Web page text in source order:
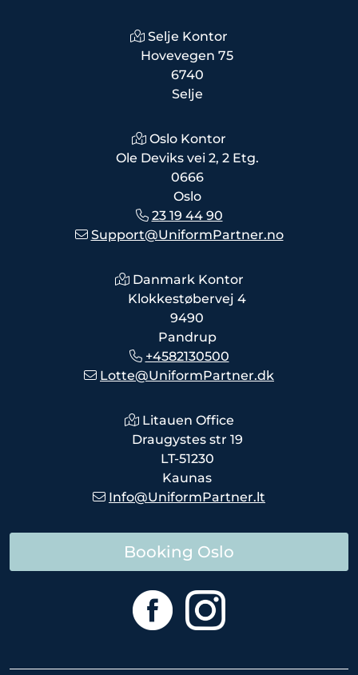
Selje Kontor
Hovevegen 75
6740
Selje
Oslo Kontor
Ole Deviks vei 2, 2 Etg.
0666
Oslo
23 19 44 90
Support@UniformPartner.no
Danmark Kontor
Klokkestøbervej 4
9490
Pandrup
+4582130500
Lotte@UniformPartner.dk
Litauen Office
Draugystes str 19
LT-51230
Kaunas
Info@UniformPartner.lt
Booking Oslo